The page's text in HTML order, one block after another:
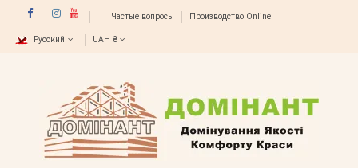
Частые вопросы Производство Online
Русский UAH ₴